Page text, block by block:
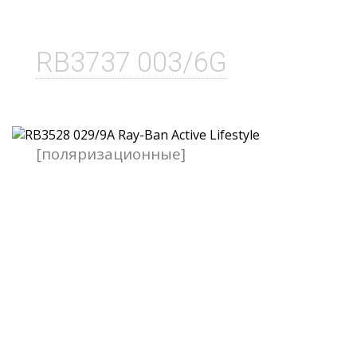
RB3737 003/6G
[поляризационные]